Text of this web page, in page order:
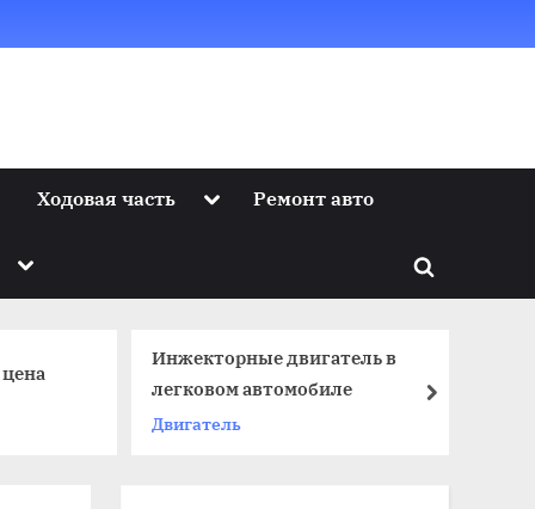
Ходовая часть ToggleРемонт авто
Toggle
menu
Toggle
Инжекторные двигатель в
легковом автомобиле
Двигатель
next